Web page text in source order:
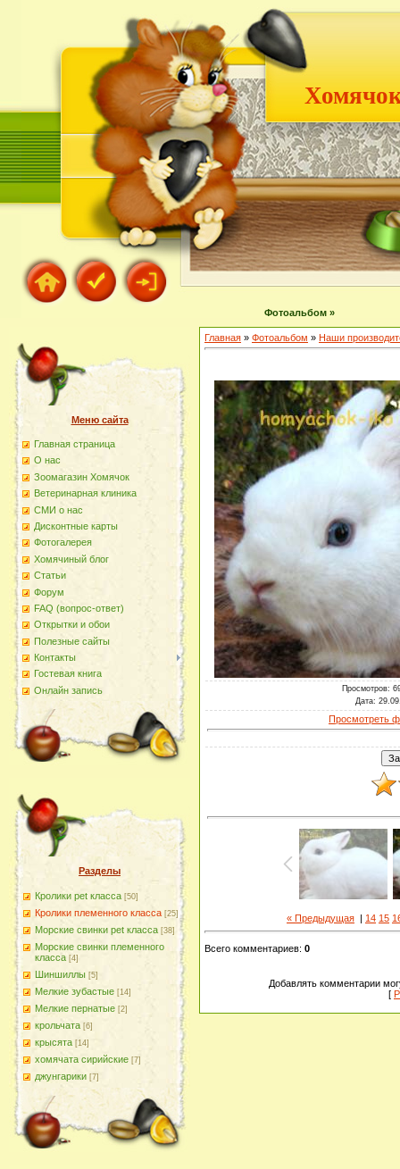
Фотоальбом »
Меню сайта
Главная страница
О наc
Зоомагазин Хомячок
Ветеринарная клиника
СМИ о нас
Дисконтные карты
Фотогалерея
Хомячиный блог
Статьи
Форум
FAQ (вопрос-ответ)
Открытки и обои
Полезные сайты
Контакты
Гостевая книга
Онлайн запись
Разделы
Кролики pet класса [50]
Кролики племенного класса [25]
Морские свинки pet класса [38]
Морские свинки племенного
класса [4]
Шиншиллы [5]
Мелкие зубастые [14]
Мелкие пернатые [2]
крольчата [6]
крысята [14]
хомячата сирийские [7]
джунгарики [7]
Главная » Фотоальбом » Наши
Просмотров:
Дата:
Просмотреть
« Предыдущая | 14 15
Всего комментариев: 0
Добавлять комментарии
[